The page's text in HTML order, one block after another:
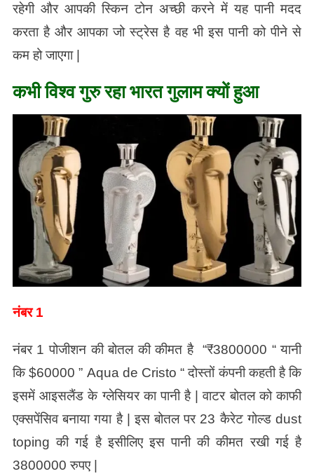
रहेगी और आपकी स्किन टोन अच्छी करने में यह पानी मदद
करता है और आपका जो स्ट्रेस है वह भी इस पानी को पीने से
कम हो जाएगा |
कभी विश्व गुरु रहा भारत गुलाम क्यों हुआ
नंबर 1
नंबर 1 पोजीशन की बोतल की कीमत है “₹3800000 “ यानी
कि $60000 ” Aqua de Cristo “ दोस्तों कंपनी कहती है कि
इसमें आइसलैंड के ग्लेसियर का पानी है | वाटर बोतल को काफी
एक्सपेंसिव बनाया गया है | इस बोतल पर 23 कैरेट गोल्ड dust
toping की गई है इसीलिए इस पानी की कीमत रखी गई है
3800000 रुपए |